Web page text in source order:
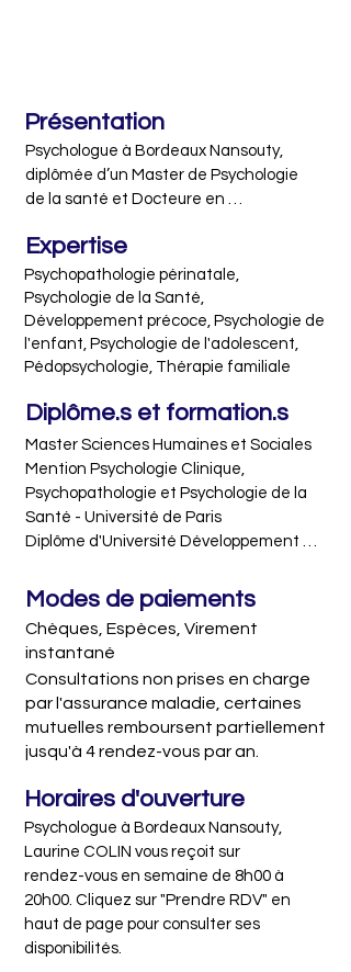
Présentation
Psychologue à Bordeaux Nansouty,
diplômée d’un Master de Psychologie
de la santé et Docteure en
consultations dans le cas de difficultés
psychiques telles que la gestion des
émotions, le stress, la dépression,
l’anxiété, le burn-out, la dépendance
affective, le manque de confiance en
soi, les traumatismes, les crises
Possédant plusieurs diplômes
universitaires spécifiques au
développement du nourrisson et à
la psychologie périnatale, experte en
développement précoce et en
dans les problématiques pré ou post
natales qu’ils peuvent rencontrer.
L’arrivée d’un enfant ou d’un nouvel
enfant dans la famille entrainant un
réel bouleversement identitaire, en
plus des changements psychiques et
physiques associés, j'apporte mon
appui en tant que Psychologue
Je reçois également en consultation
les enfants ou adolescents en séance
individuelle, ou accompagnés de leurs
parents.
Par ailleurs, je propose des thérapies
individuelles pour toute personne qui
Expertise
Psychopathologie périnatale,
Psychologie de la Santé,
Développement précoce, Psychologie de
l'enfant, Psychologie de l'adolescent,
Pédopsychologie, Thérapie familiale
Diplôme.s et formation.s
Master Sciences Humaines et Sociales
Mention Psychologie Clinique,
Psychopathologie et Psychologie de la
Santé - Université de Paris
Diplôme d'Université Développement
Université de Paris
Doctorat en Psychologie
Modes de paiements
Chèques, Espèces, Virement
instantané
Consultations non prises en charge
par l'assurance maladie, certaines
mutuelles remboursent partiellement
jusqu'à 4 rendez-vous par an.
Horaires d'ouverture
Psychologue à Bordeaux Nansouty,
Laurine COLIN vous reçoit sur
rendez-vous en semaine de 8h00 à
20h00. Cliquez sur "Prendre RDV" en
haut de page pour consulter ses
disponibilités.